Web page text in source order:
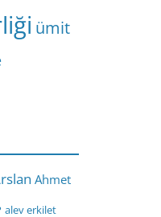
ümit
Ahmet
alev erkilet